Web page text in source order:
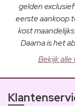
gelden
eerste aankoop
kost
Daarna is het
Bekijk alle